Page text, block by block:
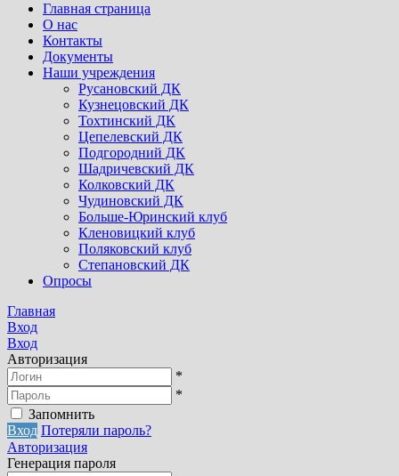
Главная страница
О нас
Контакты
Документы
Наши учреждения
Русановский ДК
Кузнецовский ДК
Тохтинский ДК
Цепелевский ДК
Подгородний ДК
Шадричевский ДК
Колковский ДК
Чудиновский ДК
Больше-Юринский клуб
Кленовицкий клуб
Поляковский клуб
Степановский ДК
Опросы
Главная
Вход
Вход
Авторизация
*
*
Запомнить
Вход Потеряли пароль?
Авторизация
Генерация пароля